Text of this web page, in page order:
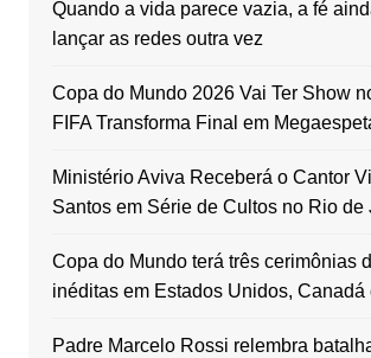
Quando a vida parece vazia, a fé
lançar as redes outra vez
Copa do Mundo 2026 Vai Ter Show
FIFA Transforma Final em
Ministério Aviva Receberá o Cantor
Santos em Série de Cultos no Rio de
Copa do Mundo terá três cerimônias
inéditas em Estados Unidos, Canadá
Padre Marcelo Rossi relembra